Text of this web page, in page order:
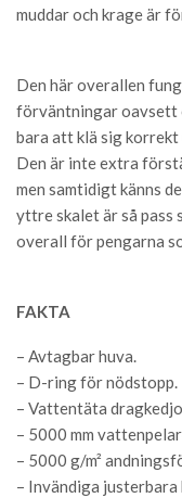
muddar och krage är
Den här overallen
förväntningar oavsett
bara att klä sig
Den är inte extra
men samtidigt känns
yttre skalet är så pass
overall för pengarna
FAKTA
– Avtagbar huva.
– D-ring för nödstopp.
– Vattentäta
– 5000 mm
– 5000 g/m²
– Invändiga justerbara